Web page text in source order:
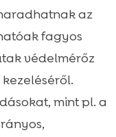
az
fagyos
védelmérőz
mint pl. a